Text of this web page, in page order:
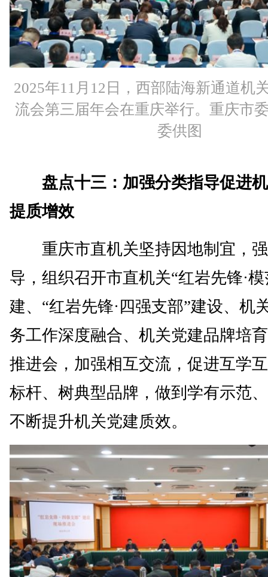
2025年11月12日，西部陆海新通道机
流会第三届年会在重庆举行。重庆市
委供图
盘点十三：加强分类指导促进
提质增效
重庆市直机关坚持因地制宜，强
导，组织召开市直机关“红岩先锋·
建、“红岩先锋·四强支部”建设、机
务工作深度融合、机关党建品牌培
推进会，加强相互交流，促进互学
标杆、树典型品牌，做到学有示范
不断提升机关党建质效。